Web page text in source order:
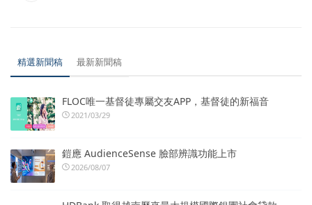
精選新聞稿 最新新聞稿
FLOC唯一基督徒專屬交友APP，基督徒的新福音
2021/03/29
鎧應 AudienceSense 臉部辨識功能上市
2026/08/07